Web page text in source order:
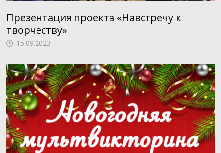
Презентация проекта «Навстречу к
творчеству»
15.09.2023